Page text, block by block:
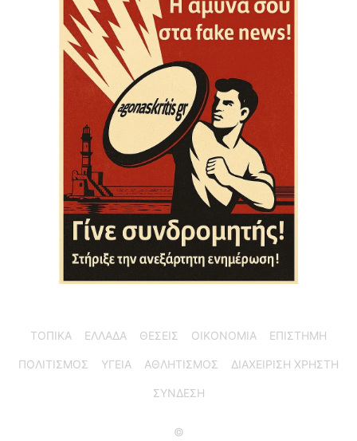
ΤΟΠΙΚΑ ΕΛΛΑΔΑ ΘΕΣΕΙΣ ΟΙΚΟΝΟΜΙΑ ΕΠΙΣΤΗΜΗ
ΠΟΛΙΤΙΣΜΟΣ ΥΓΕΙΑ ΑΘΛΗΤΙΣΜΟΣ ΔΙΑΧΕΙΡΙΣΗ ΧΡΗΣΤΗ
ΣΥΝΔΕΣΗ
©